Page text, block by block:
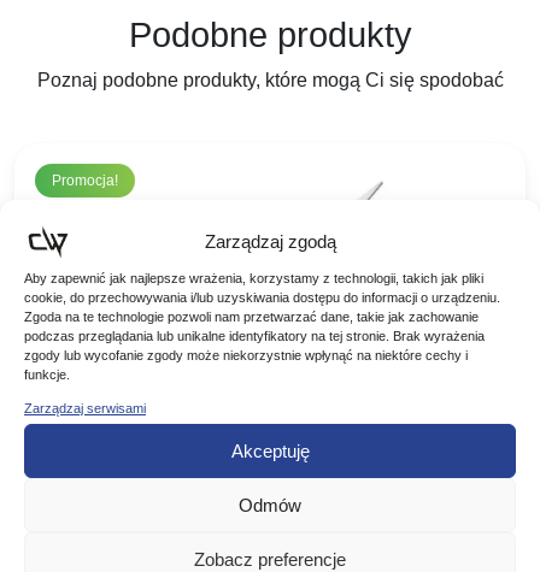
Zarządzaj zgodą
Aby zapewnić jak najlepsze wrażenia, korzystamy z technologii, takich jak pliki
cookie, do przechowywania i/lub uzyskiwania dostępu do informacji o urządzeniu.
Zgoda na te technologie pozwoli nam przetwarzać dane, takie jak zachowanie
podczas przeglądania lub unikalne identyfikatory na tej stronie. Brak wyrażenia
zgody lub wycofanie zgody może niekorzystnie wpłynąć na niektóre cechy i
funkcje.
Zarządzaj serwisami
Akceptuję
Odmów
Zobacz preferencje
Podobne produkty
Poznaj podobne produkty, które mogą Ci się spodobać
Promocja!
Mivardi nożyczki do plecionki Braid Scissors
Mivardi nożyczki do plecionki Braid Scissors Nożyczki
posiadające wysokiej jakości ostrza, które nadają się
Pierwotna
złAktualna
-23%